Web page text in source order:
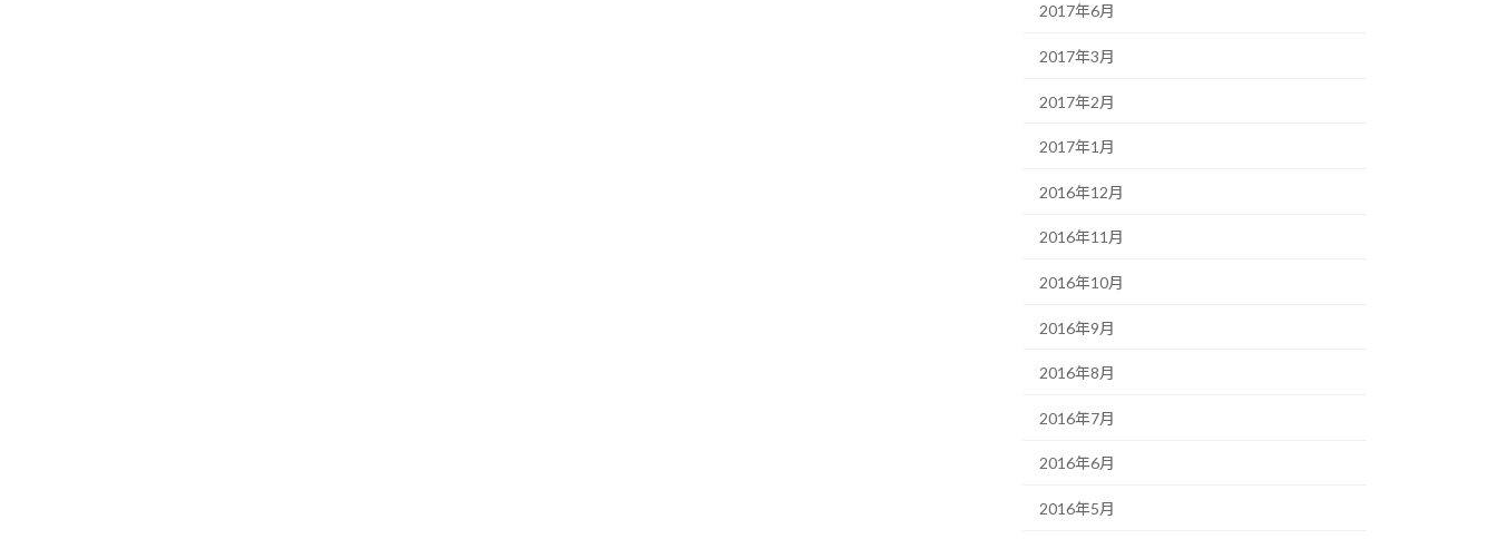
2017年6月
2017年3月
2017年2月
2017年1月
2016年12月
2016年11月
2016年10月
2016年9月
2016年8月
2016年7月
2016年6月
2016年5月